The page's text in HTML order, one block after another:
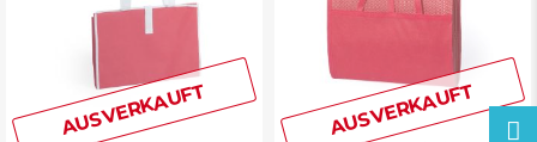
AUSVERKAUFT AUSVERKAUFT